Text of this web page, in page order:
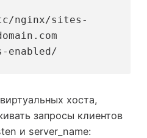
nginx/sites-
enabled/
хоста,
запросы клиентов
и server_name: